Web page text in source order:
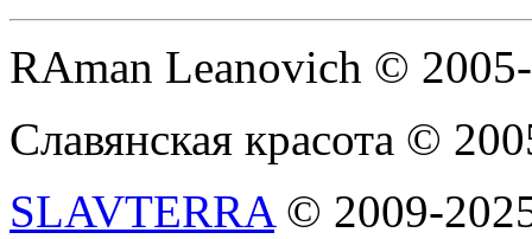
RAman Leanovich ©
Славянская красота ©
SLAVTERRA© 2009-